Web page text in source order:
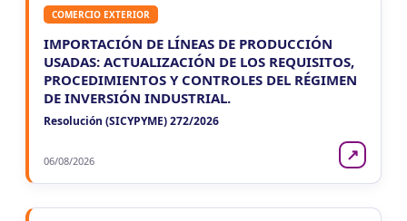
COMERCIO EXTERIOR
IMPORTACIÓN DE LÍNEAS DE PRODUCCIÓN
USADAS: ACTUALIZACIÓN DE LOS REQUISITOS,
PROCEDIMIENTOS Y CONTROLES DEL RÉGIMEN
DE INVERSIÓN INDUSTRIAL.
Resolución (SICYPYME) 272/2026
06/08/2026 ↗